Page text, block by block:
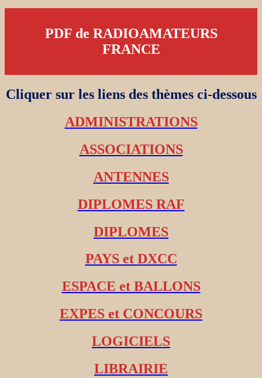
PDF de RADIOAMATEURS
FRANCE
Cliquer sur les liens des thèmes ci-dessous
ADMINISTRATIONS
ASSOCIATIONS
ANTENNES
DIPLOMES RAF
DIPLOMES
PAYS et DXCC
ESPACE et BALLONS
EXPES et CONCOURS
LOGICIELS
LIBRAIRIE